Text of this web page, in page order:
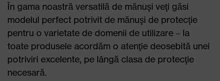
În gama noastră versatilă de mănuşi veţi găsi
modelul perfect potrivit de mănuşi de protecţie
pentru o varietate de domenii de utilizare – la
toate produsele acordăm o atenţie deosebită unei
potriviri excelente, pe lângă clasa de protecţie
necesară.